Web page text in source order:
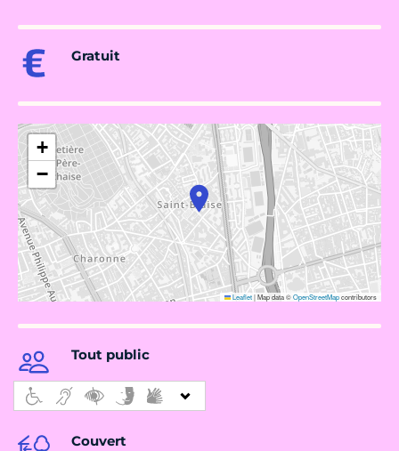
Gratuit
+
−
Leaflet|Map data ©OpenStreetMapcontributors
Tout public
Couvert